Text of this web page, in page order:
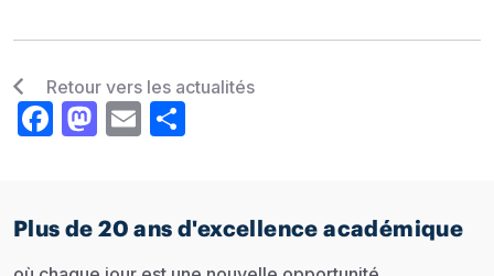
Retour vers les actualités
Facebook
Mastodon
Email
Plus de 20 ans d'excellence académique